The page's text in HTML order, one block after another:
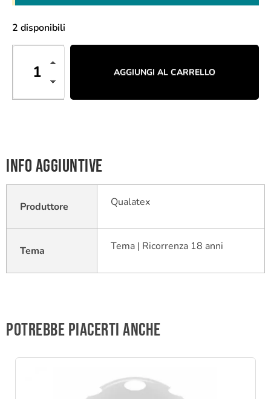
2 disponibili
AGGIUNGI AL CARRELLO
Info aggiuntive
Produttore Qualatex
Tema Tema | Ricorrenza 18 anni
Potrebbe piacerti anche